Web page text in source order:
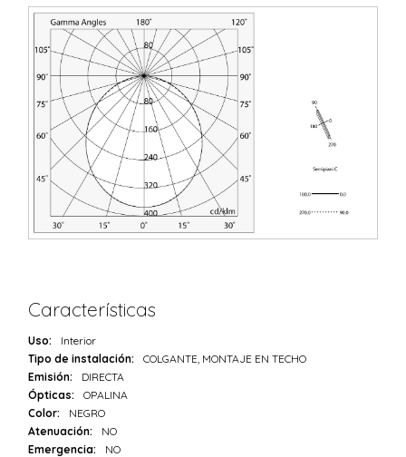
Características
Uso:
Interior
Tipo de instalación:
COLGANTE, MONTAJE EN TECHO
Emisión:
DIRECTA
Ópticas:
OPALINA
Color:
NEGRO
Atenuación:
NO
Emergencia:
NO